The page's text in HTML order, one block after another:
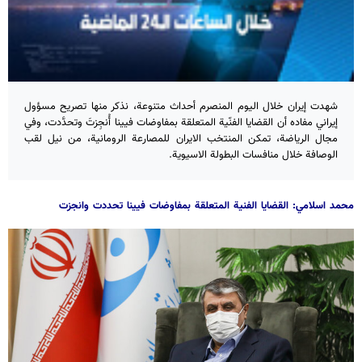
شهدت إيران خلال اليوم المنصرم أحداث متنوعة، نذكر منها تصريح مسؤول
إيراني مفاده أن القضايا الفنّية المتعلقة بمفاوضات فيينا أُنجِزتَ وتحدَّدت، وفي
مجال الرياضة، تمكن المنتخب الايران للمصارعة الرومانية، من نيل لقب
الوصافة خلال منافسات البطولة الاسيوية.
محمد اسلامي: القضايا الفنية المتعلقة بمفاوضات فيينا تحددت وانجزت